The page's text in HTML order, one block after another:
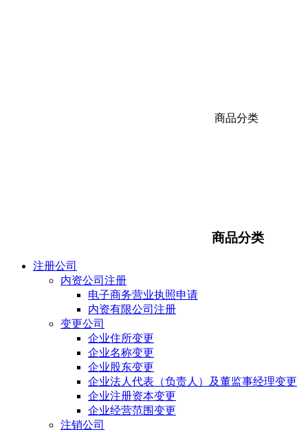
商品分类
商品分类
注册公司
内资公司注册
电子商务营业执照申请
内资有限公司注册
变更公司
企业住所变更
企业名称变更
企业股东变更
企业法人代表（负责人）及董监事经理变更
企业注册资本变更
企业经营范围变更
注销公司